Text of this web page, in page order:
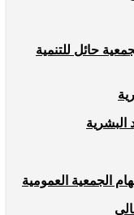
حائل للتنمية
البشرية
الجمعية العمومية